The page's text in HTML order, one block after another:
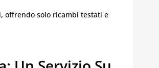
offrendo solo ricambi testati e